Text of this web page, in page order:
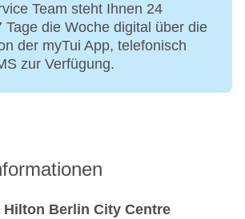
Team steht Ihnen 24
Tage die Woche digital über die
der myTui App, telefonisch
zur Verfügung.
Hilton Berlin City Centre